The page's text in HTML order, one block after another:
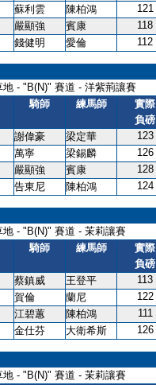
蘇利雲 陳柏鴻 121
嚴顯強 賓康 118
錢健明 愛倫 112
- "B(N)" 賽道 - 洋紫荊讓賽
騎師 練馬師
實際
負磅
謝偉豪 梁定華 123
萬寧 梁錫麟 126
嚴顯強 賓康 128
告東尼 陳柏鴻 124
- "B(N)" 賽道 - 茉莉讓賽
騎師 練馬師
實際
負磅
蔡鎮威 王登平 113
賀倫 蘭尼 122
江碧蕙 陳柏鴻 111
金仕芬 大衛希斯 126
- "B(N)" 賽道 - 茉莉讓賽